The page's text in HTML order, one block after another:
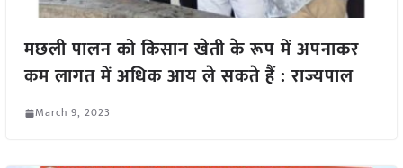
मछली पालन को किसान खेती के रूप में अपनाकर
कम लागत में अधिक आय ले सकते हैं : राज्यपाल
March 9, 2023